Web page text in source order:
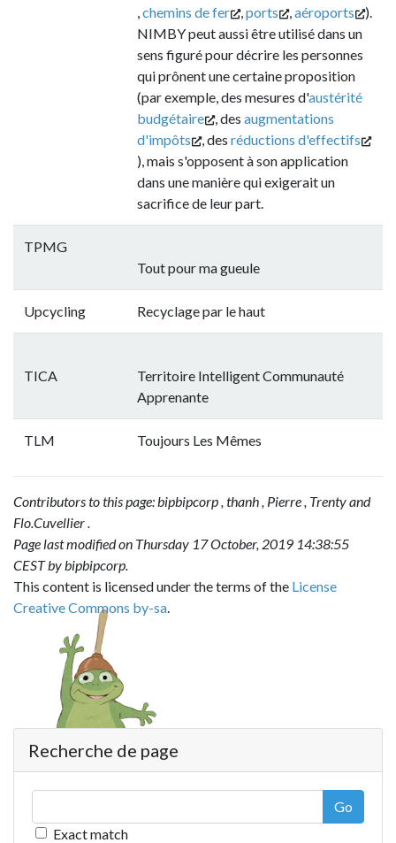
chemins de fer , ports , aéroports
).
NIMBY peut aussi être utilisé dans un
sens figuré pour décrire les personnes
qui prônent une certaine proposition
(par exemple, des mesures d'austérité
budgétaire
, des augmentations
d'impôts
, des réductions d'effectifs
), mais s'opposent à son application
dans une manière qui exigerait un
sacrifice de leur part.
TPMG
Tout pour ma gueule
Upcycling Recyclage par le haut
TICA
Territoire Intelligent Communauté
Apprenante
TLM Toujours Les Mêmes
Contributors to this page: bipbipcorp thanh Pierre Trentyand
Flo.Cuvellier
Page last modified on Thursday 17 October, 2019 14:38:55
CEST by bipbipcorp
This content is licensed under the terms of the License
Creative Commons by-sa
Recherche de page
Go
Exact match